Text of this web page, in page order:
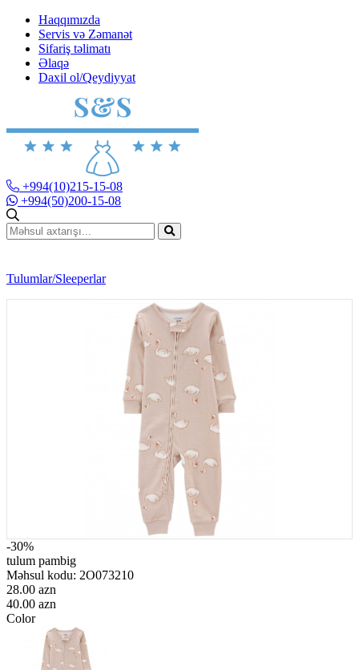
Haqqımızda
Servis və Zəmanət
Sifariş təlimatı
Əlaqə
Daxil ol/Qeydiyyat
+994(10)215-15-08
+994(50)200-15-08
Tulumlar/Sleeperlar
-30%
tulum pambig
Məhsul kodu: 2O073210
28.00 azn
40.00 azn
Color